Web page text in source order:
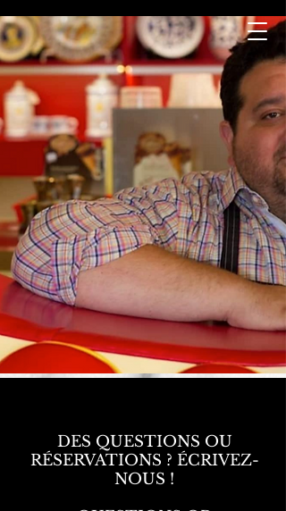
PASTA
CASARE
CCIA
DES QUESTIONS OU
RÉSERVATIONS ? ÉCRIVEZ-
NOUS !